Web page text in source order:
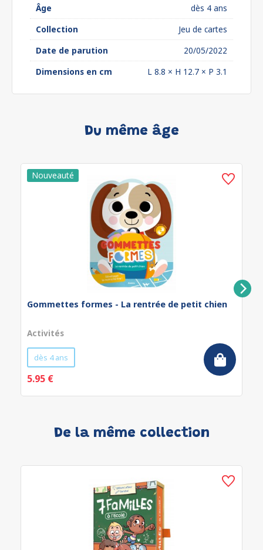
Âge
dès 4 ans
Collection
Jeu de cartes
Date de parution
20/05/2022
Dimensions en cm
L 8.8 × H 12.7 × P 3.1
Du même âge
Gommettes formes - La rentrée de petit chien
Activités
dès 4 ans
5.95 €
De la même collection